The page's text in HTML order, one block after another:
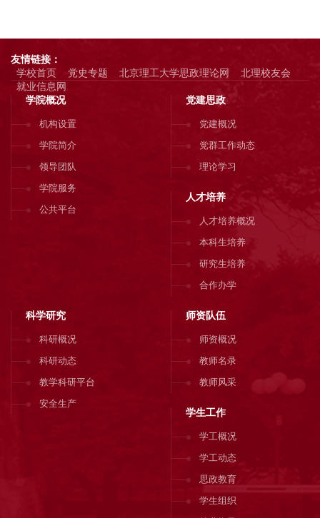
友情链接：
学校首页
党史专题 北京理工大学思政理论网
北理校友会
就业信息网
学院概况
机构设置
学院简介
领导团队
学院服务
公共平台
党建思政
党建概况
党群工作动态
理论学习
人才培养
人才培养概况
本科生培养
研究生培养
合作办学
科学研究
科研概况
科研动态
教学科研平台
安全生产
师资队伍
师资概况
教师名录
教师风采
学生工作
学工概况
学工动态
思政教育
学生组织